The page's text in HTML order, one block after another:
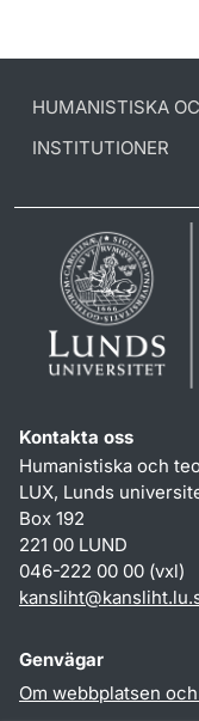
HUMANISTISKA
INSTITUTIONER
Kontakta oss
Humanistiska och
LUX, Lunds
Box 192
221 00 LUND
046-222 00 00 (vxl)
kansliht@kansliht.lu.
Genvägar
Om webbplatsen